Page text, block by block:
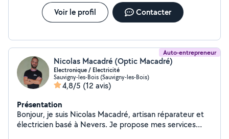
Voir le profil Contacter
Auto-entrepreneur
Nicolas Macadré (Optic Macadré)
Electronique / Electricité
Sauvigny-les-Bois (Sauvigny-les-Bois)
4,8/5 (12 avis)
Présentation
Bonjour, je suis Nicolas Macadré, artisan réparateur et
électricien basé à Nevers. Je propose mes services